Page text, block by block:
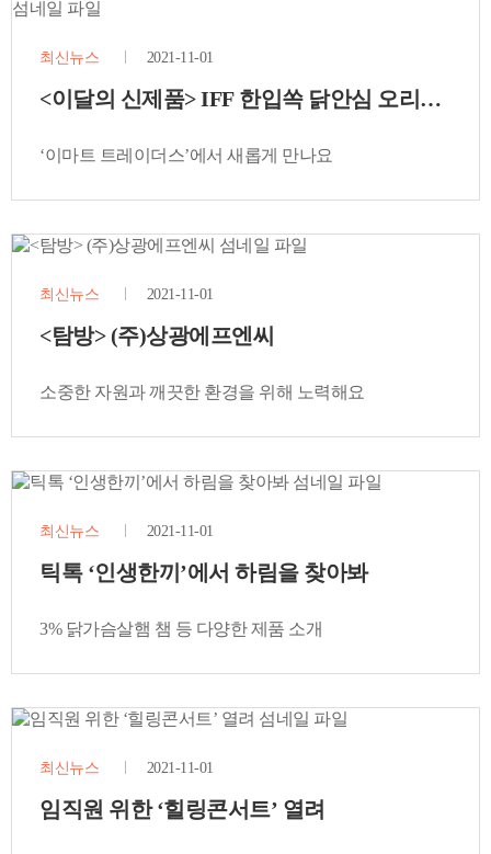
최신뉴스 2021-11-01
<이달의 신제품> IFF 한입쏙 닭안심 오리지널/
‘이마트 트레이더스’에서 새롭게 만나요
최신뉴스 2021-11-01
<탐방> (주)상광에프엔씨
소중한 자원과 깨끗한 환경을 위해 노력해요
최신뉴스 2021-11-01
틱톡 ‘인생한끼’에서 하림을 찾아봐
3% 닭가슴살햄 챔 등 다양한 제품 소개
최신뉴스 2021-11-01
임직원 위한 ‘힐링콘서트’ 열려